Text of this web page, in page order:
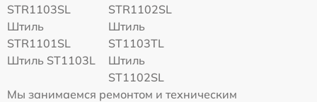
STR1103SL
STR1102SL
Штиль
STR1101SL
Штиль
ST1103TL
Штиль ST1103L
Штиль
ST1102SL
Мы занимаемся ремонтом и техническим